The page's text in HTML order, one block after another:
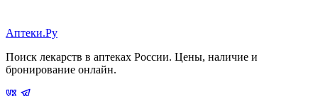
Аптеки.Ру
Поиск лекарств в аптеках России. Цены, наличие и
бронирование онлайн.